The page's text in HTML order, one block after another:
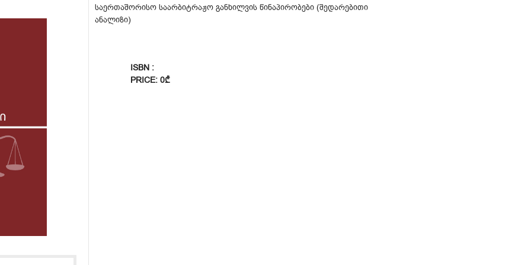
საერთაშორისო საარბიტრაჟო განხილვის წინაპირობები (შედარებითი
ანალიზი)
ISBN :
PRICE: 0₾